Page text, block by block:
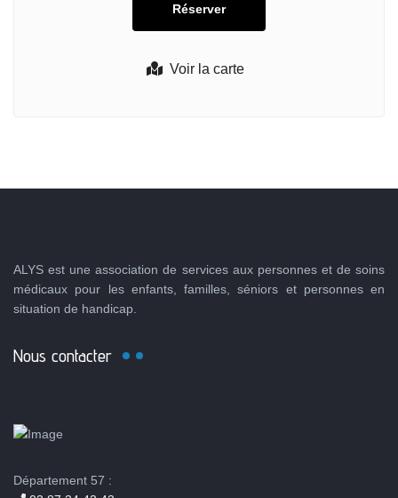
Voir la carte
ALYS est une association de services aux personnes et de soins
médicaux pour les enfants, familles, séniors et personnes en
situation de handicap.
Nous contacter
Département 57 :